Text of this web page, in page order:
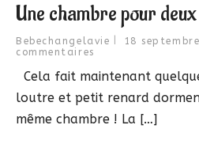
Une chambre pour deux
Bebechangelavie 18
commentaires
Cela fait maintenant
loutre et petit renard
même chambre ! La […]